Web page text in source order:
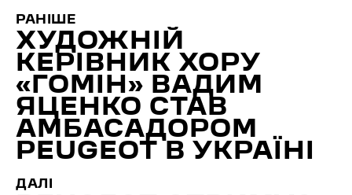
РАНІШЕ
ХУДОЖНІЙ
КЕРІВНИК ХОРУ
«ГОМІН» ВАДИМ
ЯЦЕНКО СТАВ
АМБАСАДОРОМ
PEUGEOT В УКРАЇНІ
ДАЛІ